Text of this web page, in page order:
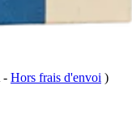
- Hors frais d'envoi )